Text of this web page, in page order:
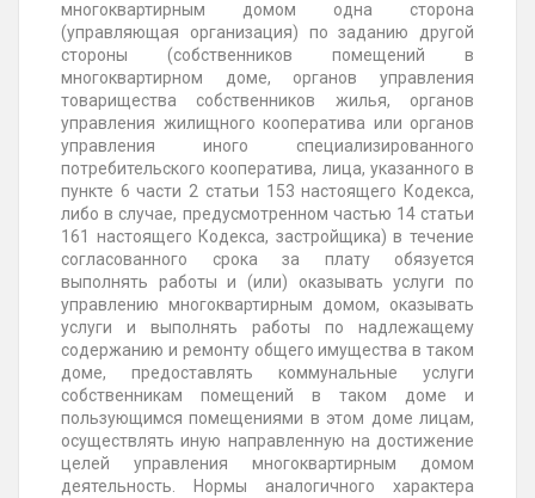
многоквартирным домом одна сторона
(управляющая организация) по заданию другой
стороны (собственников помещений в
многоквартирном доме, органов управления
товарищества собственников жилья, органов
управления жилищного кооператива или органов
управления иного специализированного
потребительского кооператива, лица, указанного в
пункте 6 части 2 статьи 153 настоящего Кодекса,
либо в случае, предусмотренном частью 14 статьи
161 настоящего Кодекса, застройщика) в течение
согласованного срока за плату обязуется
выполнять работы и (или) оказывать услуги по
управлению многоквартирным домом, оказывать
услуги и выполнять работы по надлежащему
содержанию и ремонту общего имущества в таком
доме, предоставлять коммунальные услуги
собственникам помещений в таком доме и
пользующимся помещениями в этом доме лицам,
осуществлять иную направленную на достижение
целей управления многоквартирным домом
деятельность. Нормы аналогичного характера